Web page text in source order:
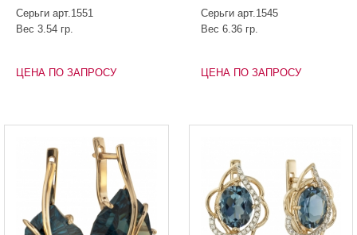
Серьги арт.1551
Вес 3.54 гр.
ЦЕНА ПО ЗАПРОСУ
Серьги арт.1545
Вес 6.36 гр.
ЦЕНА ПО ЗАПРОСУ